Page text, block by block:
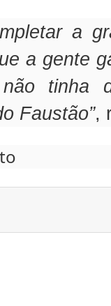
a
a gente
tinha
Faustão”,